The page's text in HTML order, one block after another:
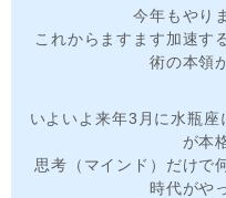
今年もやり
これからますます加速す
術の本領
いよいよ来年3月に水瓶
が本
思考（マインド）だけで
時代がや